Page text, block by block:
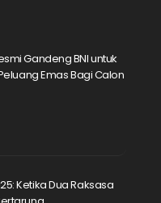
Gandeng BNI untuk
Emas Bagi Calon
Ketika Dua Raksasa